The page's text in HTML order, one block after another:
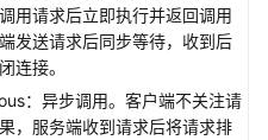
用请求后立即执行并返回调用
发送请求后同步等待，收到后
连接。
：异步调用。客户端不关注请
，服务端收到请求后将请求排